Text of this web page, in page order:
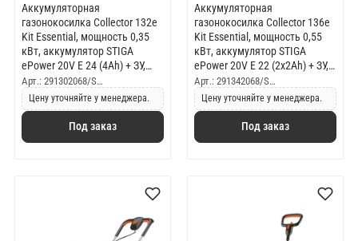
Аккумуляторная
газонокосилка Collector 132e
Kit Essential, мощность 0,35
кВт, аккумулятор STIGA
ePower 20V Е 24 (4Ah) + ЗУ,
ширина кошения 30 см, 3
настройки высоты,
гибридный травосборник 30 л
Арт.: 291302068/S…
Цену уточняйте у менеджера.
Под заказ
Аккумуляторная
газонокосилка Collector 136e
Kit Essential, мощность 0,55
кВт, аккумулятор STIGA
ePower 20V E 22 (2х2Ah) + ЗУ,
ширина кошения 34 см, 6
настроек высоты, гибридный
травосборник 35 л
Арт.: 291342068/S…
Цену уточняйте у менеджера.
Под заказ